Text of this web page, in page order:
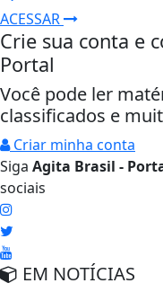
ACESSAR
Crie sua conta e
Portal
Você pode ler
classificados e
Criar minha conta
Siga Agita Brasil -
sociais
EM NOTÍCIAS